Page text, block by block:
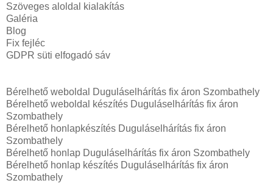
Szöveges aloldal kialakítás
Galéria
Blog
Fix fejléc
GDPR süti elfogadó sáv
Bérelhető weboldal Duguláselhárítás fix áron Szombathely
Bérelhető weboldal‎ készítés Duguláselhárítás fix áron
Szombathely
Bérelhető honlapkészítés Duguláselhárítás fix áron
Szombathely
Bérelhető honlap Duguláselhárítás fix áron Szombathely
Bérelhető honlap készítés Duguláselhárítás fix áron
Szombathely